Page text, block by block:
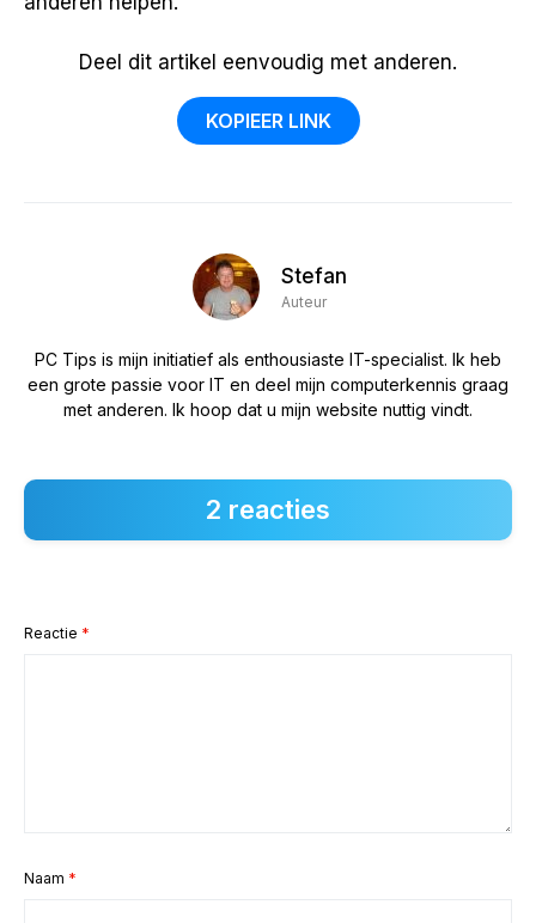
Deel dit artikel eenvoudig met anderen.
KOPIEER LINK
Stefan
Auteur
PC Tips is mijn initiatief als enthousiaste IT-specialist. Ik heb
een grote passie voor IT en deel mijn computerkennis graag
met anderen. Ik hoop dat u mijn website nuttig vindt.
2 reacties
Reactie *
Naam *